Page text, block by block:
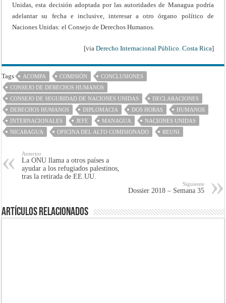
Unidas, esta decisión adoptada por las autoridades de Managua podría
adelantar su fecha e inclusive, interesar a otro órgano político de
Naciones Unidas: el Consejo de Derechos Humanos.
[via Derecho Internacional Público. Costa Rica]
Tags ACOMPA COMISIÓN
CONCLUSIONES
CONSEJO DE DERECHOS HUMANOS
CONSEJO DE SEGURIDAD DE NACIONES UNIDAS
DECLARACIONES
DERECHOS HUMANOS
DIPLOMACIA DOS HORAS
HUMANOS
INTERNACIONALES
JEFE MANAGUA
NACIONES UNIDAS
NICARAGUA
OFICINA DEL ALTO COMISIONADO REUNI
Anterior
La ONU llama a otros países a
ayudar a los refugiados palestinos,
tras la retirada de EE.UU.
Siguiente
Dossier 2018 – Semana 35
Artículos Relacionados